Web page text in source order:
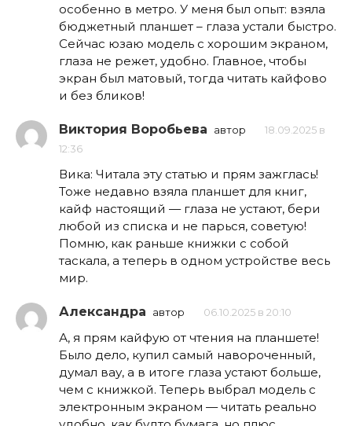
особенно в метро. У меня был опыт: взяла
бюджетный планшет – глаза устали быстро.
Сейчас юзаю модель с хорошим экраном,
глаза не режет, удобно. Главное, чтобы
экран был матовый, тогда читать кайфово
и без бликов!
Виктория Воробьева автор
18.09.2025 в
12:36
Вика: Читала эту статью и прям зажглась!
Тоже недавно взяла планшет для книг,
кайф настоящий — глаза не устают, бери
любой из списка и не парься, советую!
Помню, как раньше книжки с собой
таскала, а теперь в одном устройстве весь
мир.
Александра автор 06.10.2025 в 20:10
А, я прям кайфую от чтения на планшете!
Было дело, купил самый навороченный,
думал вау, а в итоге глаза устают больше,
чем с книжкой. Теперь выбрал модель с
электронным экраном — читать реально